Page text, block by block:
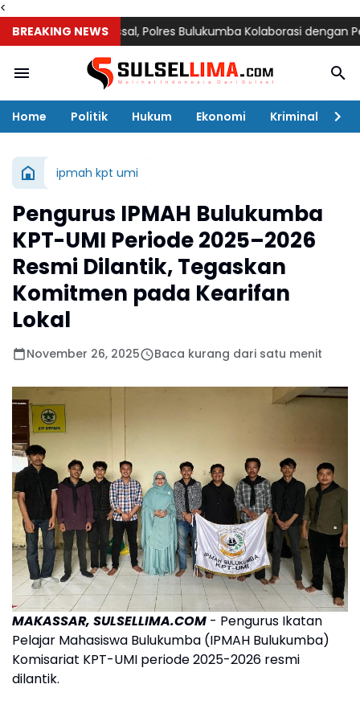
<
BREAKING NEWS
Sunatan Massal, Polres Bulukumba Kolaborasi dengan
Home Politik Hukum Ekonomi Kriminal
ipmah kpt umi
Pengurus IPMAH Bulukumba
KPT-UMI Periode 2025–2026
Resmi Dilantik, Tegaskan
Komitmen pada Kearifan
Lokal
November 26, 2025 Baca kurang dari satu menit
MAKASSAR, SULSELLIMA.COM - Pengurus Ikatan
Pelajar Mahasiswa Bulukumba (IPMAH Bulukumba)
Komisariat KPT-UMI periode 2025-2026 resmi
dilantik.